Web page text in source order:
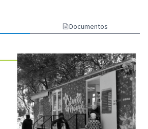
Documentos